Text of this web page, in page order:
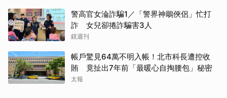
室內裝修標炸藥5.9億
全面支持有效軍購
反對詐騙集團趁火打劫
警高官女淪詐騙1／「警界神鵰俠侶」忙打
詐 女兒卻捲詐騙害3人
鏡週刊
帳戶驚見64萬不明入帳！北市科長遭控收
賄 竟扯出7年前「最暖心自掏腰包」秘密
太報